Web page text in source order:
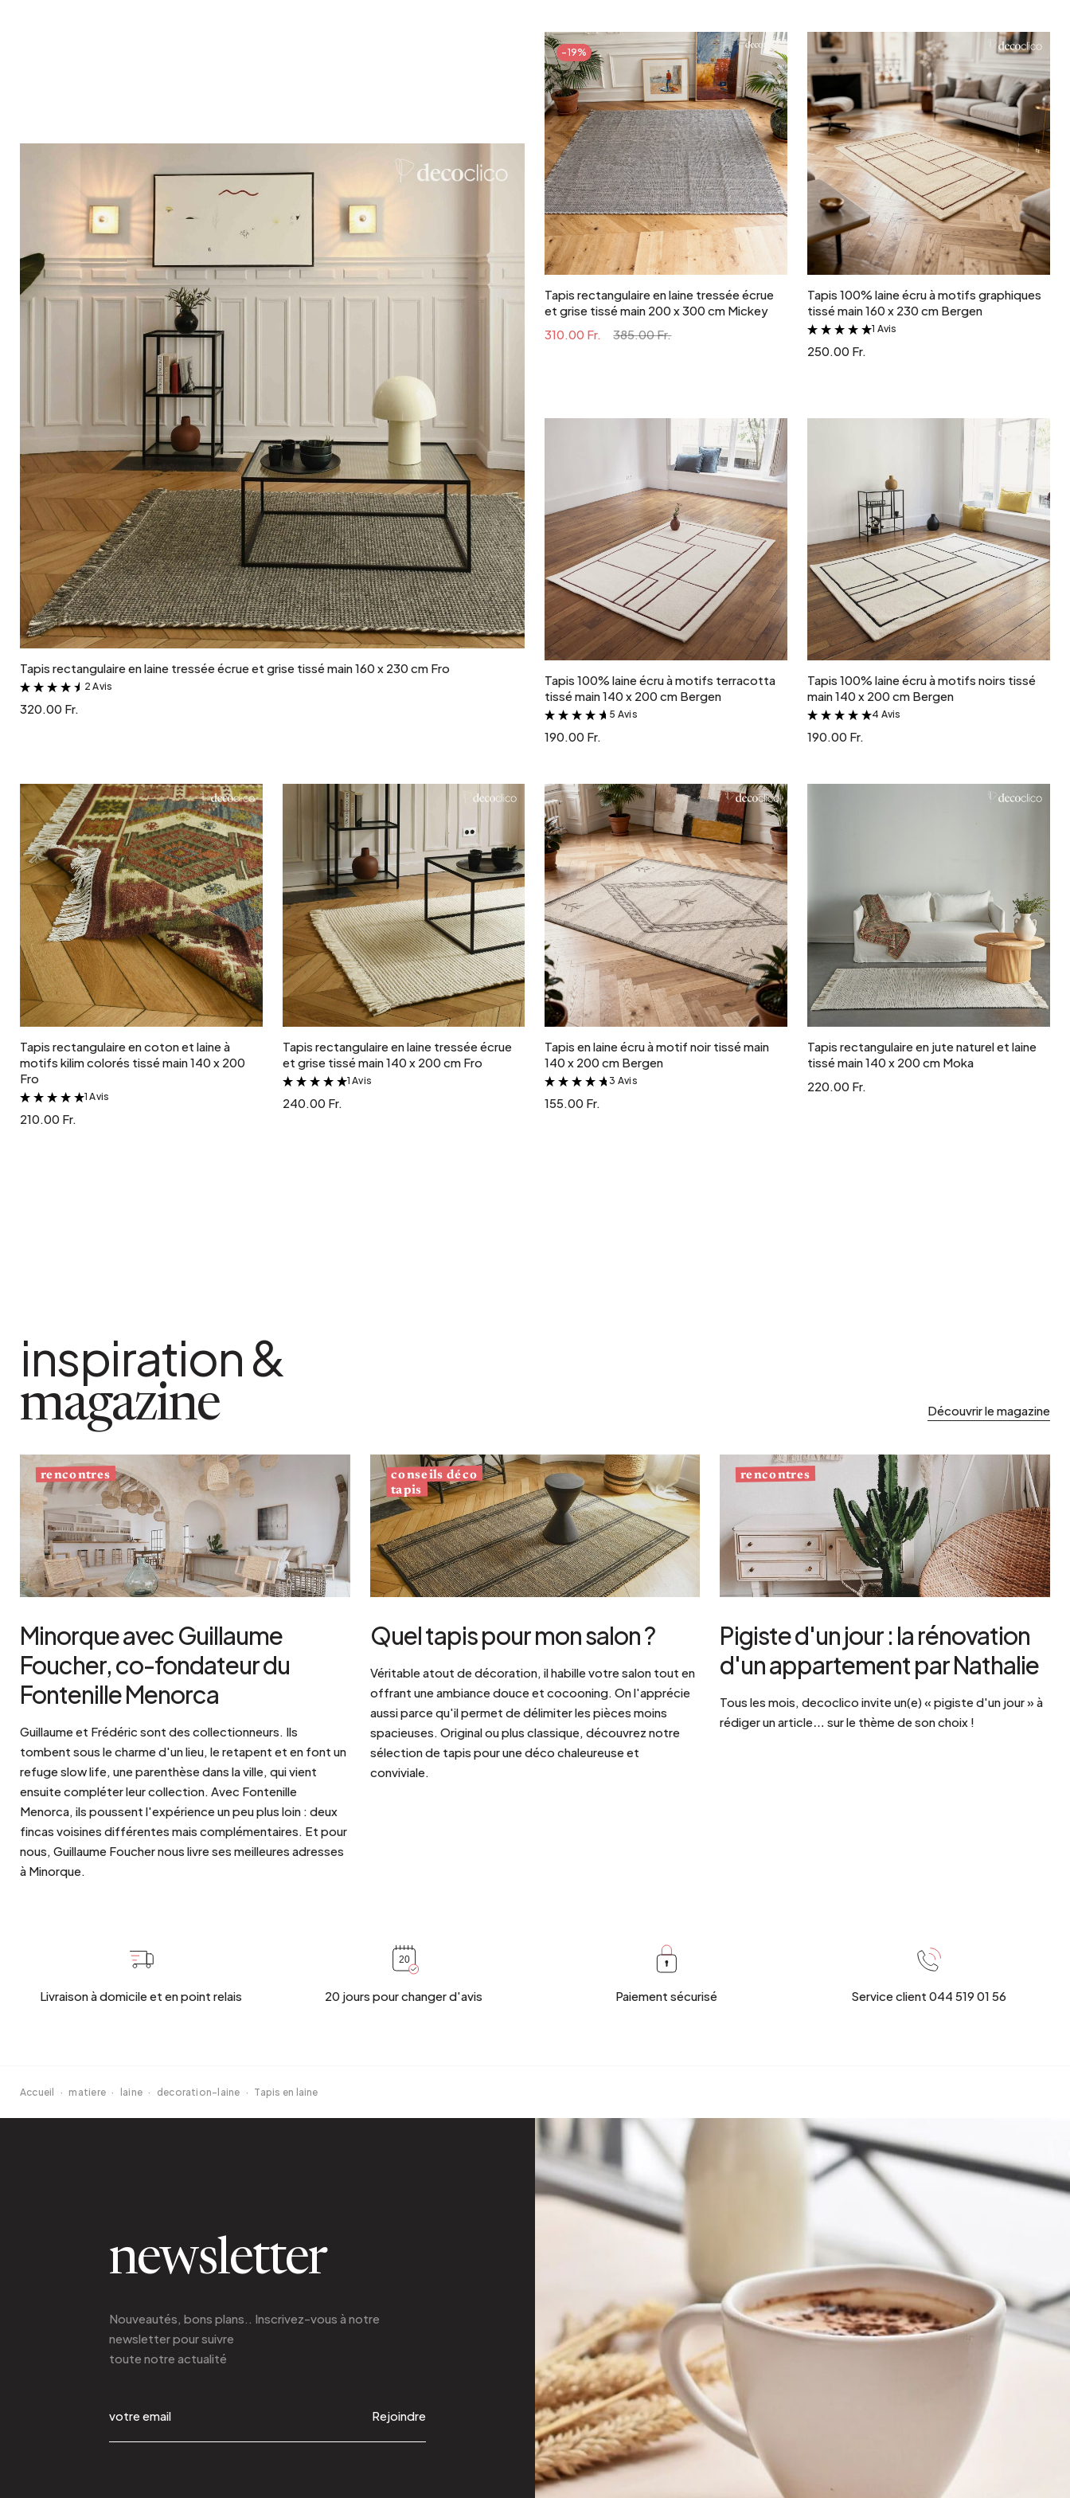
Naturel
Ajouter au panier
Tapis rectangulaire en laine tressée écrue et grise tissé main 160 x 230 cm Fro
&
2 Avis
320.00 Fr.
-19%
Ajouter au panier
Tapis rectangulaire en laine tressée écrue
et grise tissé main 200 x 300 cm Mickey
310.00 Fr.
385.00 Fr.
Ajouter au panier
Tapis 100% laine écru à motifs graphiques
tissé main 160 x 230 cm Bergen
&
1 Avis
250.00 Fr.
Ajouter au panier
Tapis 100% laine écru à motifs terracotta
tissé main 140 x 200 cm Bergen
&
5 Avis
190.00 Fr.
Ajouter au panier
Tapis 100% laine écru à motifs noirs tissé
main 140 x 200 cm Bergen
&
4 Avis
190.00 Fr.
Ajouter au panier
Tapis rectangulaire en coton et laine à
motifs kilim colorés tissé main 140 x 200
Fro
&
1 Avis
210.00 Fr.
Ajouter au panier
Tapis rectangulaire en laine tressée écrue
et grise tissé main 140 x 200 cm Fro
&
1 Avis
240.00 Fr.
Ajouter au panier
Tapis en laine écru à motif noir tissé main
140 x 200 cm Bergen
&
3 Avis
155.00 Fr.
Ajouter au panier
Tapis rectangulaire en jute naturel et laine
tissé main 140 x 200 cm Moka
220.00 Fr.
inspiration &
magazine Découvrir le magazine
rencontres
Minorque avec Guillaume
Foucher, co-fondateur du
Fontenille Menorca
Guillaume et Frédéric sont des collectionneurs. Ils
tombent sous le charme d'un lieu, le retapent et en font un
refuge slow life, une parenthèse dans la ville, qui vient
ensuite compléter leur collection. Avec Fontenille
Menorca, ils poussent l'expérience un peu plus loin : deux
fincas voisines différentes mais complémentaires. Et pour
nous, Guillaume Foucher nous livre ses meilleures adresses
à Minorque.
conseils déco
tapis
Quel tapis pour mon salon ?
Véritable atout de décoration, il habille votre salon tout en
offrant une ambiance douce et cocooning. On l'apprécie
aussi parce qu'il permet de délimiter les pièces moins
spacieuses. Original ou plus classique, découvrez notre
sélection de tapis pour une déco chaleureuse et
conviviale.
rencontres
Pigiste d'un jour : la rénovation
d'un appartement par Nathalie
Tous les mois, decoclico invite un(e) « pigiste d'un jour » à
rédiger un article… sur le thème de son choix !
Livraison à domicile et en point relais 20 jours pour changer d'avis Paiement sécurisé Service client 044 519 01 56
Accueil · matiere · laine · decoration-laine · Tapis en laine
newsletter
Nouveautés, bons plans.. Inscrivez-vous à notre
newsletterpour suivre
toute notre actualité
Rejoindre